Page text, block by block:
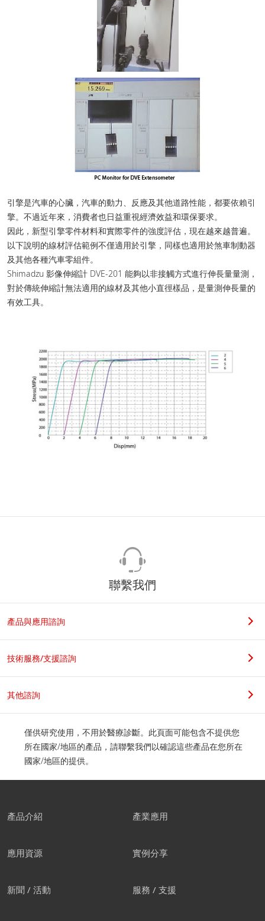
引擎是汽車的心臟，汽車的動力、反應及其他道路性能，都要依賴引
擎。不過近年來，消費者也日益重視經濟效益和環保要求。
因此，新型引擎零件材料和實際零件的強度評估，現在越來越普遍。
以下說明的線材評估範例不僅適用於引擎，同樣也適用於煞車制動器
及其他各種汽車零組件。
Shimadzu 影像伸縮計 DVE-201 能夠以非接觸方式進行伸長量量測，
對於傳統伸縮計無法適用的線材及其他小直徑樣品，是量測伸長量的
有效工具。
聯繫我們
產品與應用諮詢
技術服務/支援諮詢
其他諮詢
僅供研究使用，不用於醫療診斷。此頁面可能包含不提供您
所在國家/地區的產品，請聯繫我們以確認這些產品在您所在
國家/地區的提供。
產品介紹 產業應用
應用資源 實例分享
新聞 / 活動 服務 / 支援